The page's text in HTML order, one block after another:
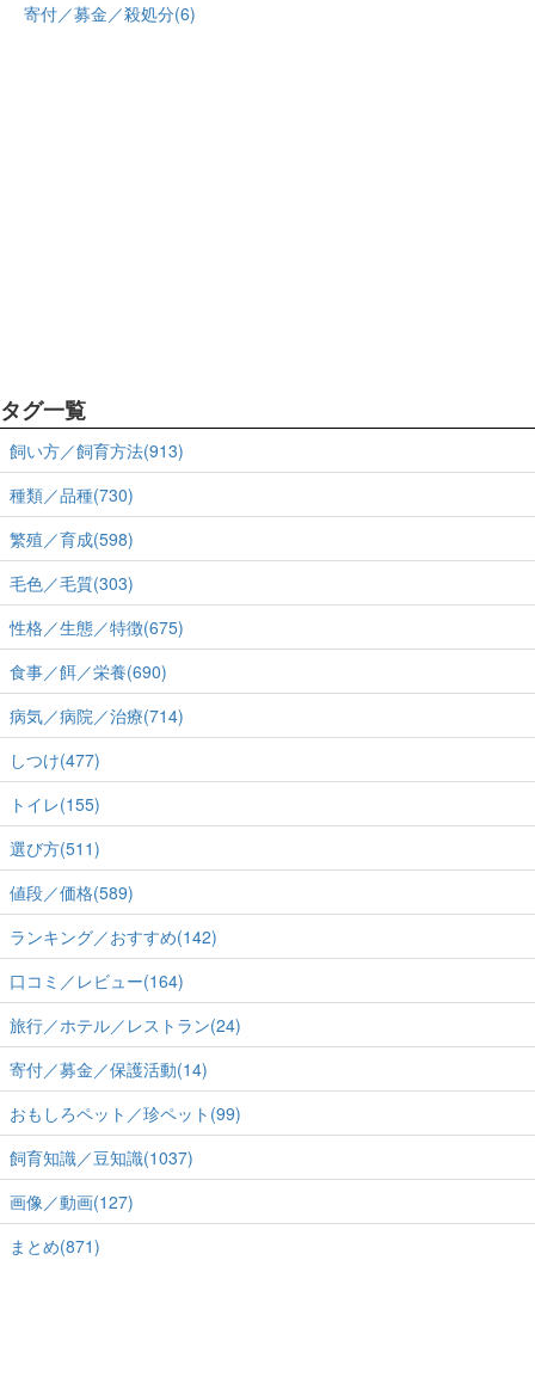
寄付／募金／殺処分(6)
タグ一覧
飼い方／飼育方法(913)
種類／品種(730)
繁殖／育成(598)
毛色／毛質(303)
性格／生態／特徴(675)
食事／餌／栄養(690)
病気／病院／治療(714)
しつけ(477)
トイレ(155)
選び方(511)
値段／価格(589)
ランキング／おすすめ(142)
口コミ／レビュー(164)
旅行／ホテル／レストラン(24)
寄付／募金／保護活動(14)
おもしろペット／珍ペット(99)
飼育知識／豆知識(1037)
画像／動画(127)
まとめ(871)